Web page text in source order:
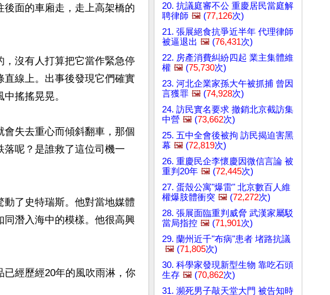
面的車廂走，走上高架橋的
沒有人打算把它當作緊急停
線上。出事後發現它們確實
搖搖晃晃。
失去重心而傾斜翻車，那個
呢？是誰救了這位司機一
了史特瑞斯。他對當地媒體
潛入海中的模樣。他很高興
經歷經20年的風吹雨淋，你
20. 抗議庭審不公 重慶居民當庭解
聘律師 🖼️ (77,126次)
21. 張展絕食抗爭近半年 代理律師
被逼退出 🖼️ (76,431次)
22. 房產消費糾紛四起 業主集體維
權 🖼️ (75,730次)
23. 河北企業家孫大午被抓捕 曾因
言獲罪 🖼️ (74,928次)
24. 訪民實名要求 撤銷北京截訪集
中營 🖼️ (73,662次)
25. 五中全會後被拘 訪民揭迫害黑
幕 🖼️ (72,819次)
26. 重慶民企李懷慶因微信言論 被
重判20年 🖼️ (72,445次)
27. 蛋殼公寓"爆雷" 北京數百人維
權爆肢體衝突 🖼️ (72,272次)
28. 張展面臨重判威脅 武漢家屬駁
當局指控 🖼️ (71,901次)
29. 蘭州近千"布病"患者 堵路抗議
🖼️ (71,805次)
30. 科學家發現新型生物 靠吃石頭
生存 🖼️ (70,862次)
31. 瀕死男子敲天堂大門 被告知時